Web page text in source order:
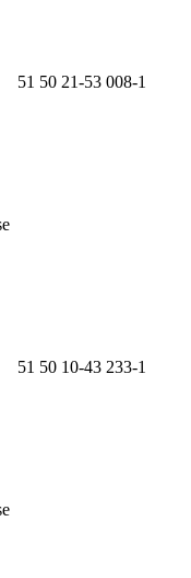
51 50 21-53 008-1
51 50 10-43 233-1